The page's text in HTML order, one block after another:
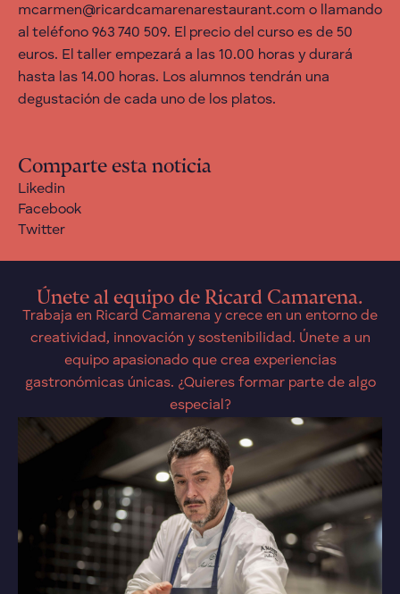
mcarmen@ricardcamarenarestaurant.com o llamando
al teléfono 963 740 509. El precio del curso es de 50
euros. El taller empezará a las 10.00 horas y durará
hasta las 14.00 horas. Los alumnos tendrán una
degustación de cada uno de los platos.
Comparte esta noticia
Likedin
Facebook
Twitter
Únete al equipo de Ricard Camarena.
Trabaja en Ricard Camarena y crece en un entorno de
creatividad, innovación y sostenibilidad. Únete a un
equipo apasionado que crea experiencias
gastronómicas únicas. ¿Quieres formar parte de algo
especial?